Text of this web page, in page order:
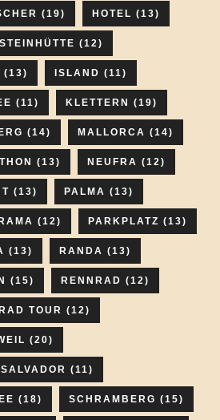
(19) HOTEL (13)
(12)
(13) ISLAND (11)
(11) KLETTERN (19)
(14) MALLORCA (14)
(13) NEUFRA (12)
(13) PALMA (13)
(12) PARKPLATZ (13)
(13) RANDA (13)
(15) RENNRAD (12)
TOUR (12)
(20)
(11)
(18) SCHRAMBERG (15)